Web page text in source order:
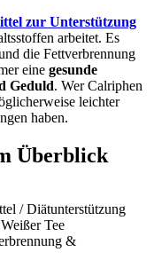
zur Unterstützung
arbeitet. Es
die Fettverbrennung
eine gesunde
Geduld. Wer Calriphen
leichter
haben.
Überblick
/ Diätunterstützung
Tee
&